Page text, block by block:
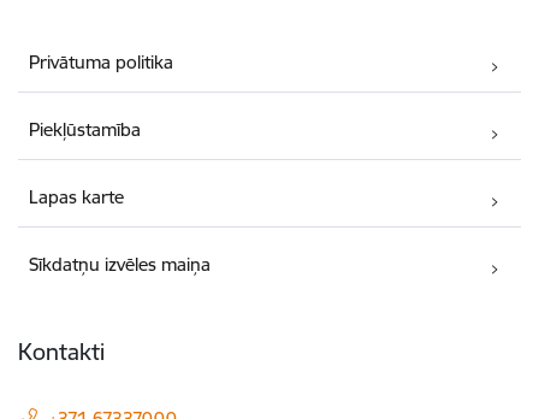
Privātuma politika
Piekļūstamība
Lapas karte
Sīkdatņu izvēles maiņa
Kontakti